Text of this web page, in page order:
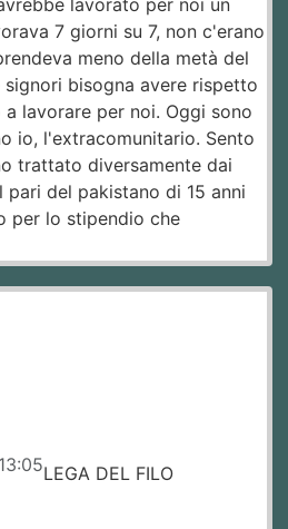
7 giorni su 7, non c'erano
meno della metà del
bisogna avere rispetto
lavorare per noi. Oggi sono
io, l'extracomunitario. Sento
trattato diversamente dai
del pakistano di 15 anni
per lo stipendio che
LEGA DEL FILO